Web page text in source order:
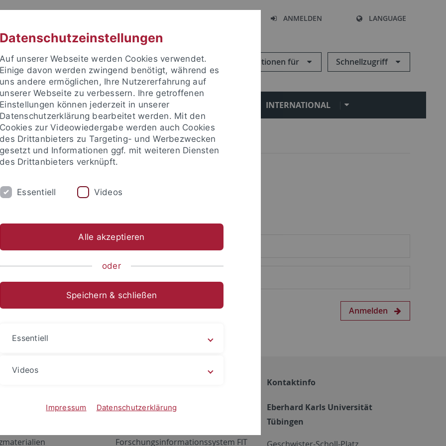
ANMELDEN LANGUAGE
Informationen für Schnellzugriff
FORSCHUNG EINRICHTUNGEN INTERNATIONAL
um sich anzumelden:
Anmelden
Netzwerk
ALMA
Forschungsinformationssystem FIT
Kontaktinfo
Eberhard Karls Universität
Tübingen
Datenschutzeinstellungen
Auf unserer Webseite werden Cookies verwendet.
Einige davon werden zwingend benötigt, während es
uns andere ermöglichen, Ihre Nutzererfahrung auf
unserer Webseite zu verbessern. Ihre getroffenen
Einstellungen können jederzeit in unserer
Datenschutzerklärung bearbeitet werden. Mit den
Cookies zur Videowiedergabe werden auch Cookies
des Drittanbieters zu Targeting- und Werbezwecken
gesetzt und Informationen ggf. mit weiteren Diensten
des Drittanbieters verknüpft.
Essentiell Videos
Alle akzeptieren
oder
Speichern & schließen
Essentiell
Videos
Impressum Datenschutzerklärung